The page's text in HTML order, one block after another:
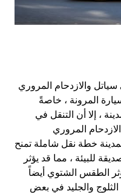
والازدحام المروري
المرونة ، خاصةً
، إلا أن التنقل في
المروري
خطة نقل شاملة تمنح
للبيئة ، مما قد يؤثر
الطقس الشتوي أيضاً
والجليد في بعض